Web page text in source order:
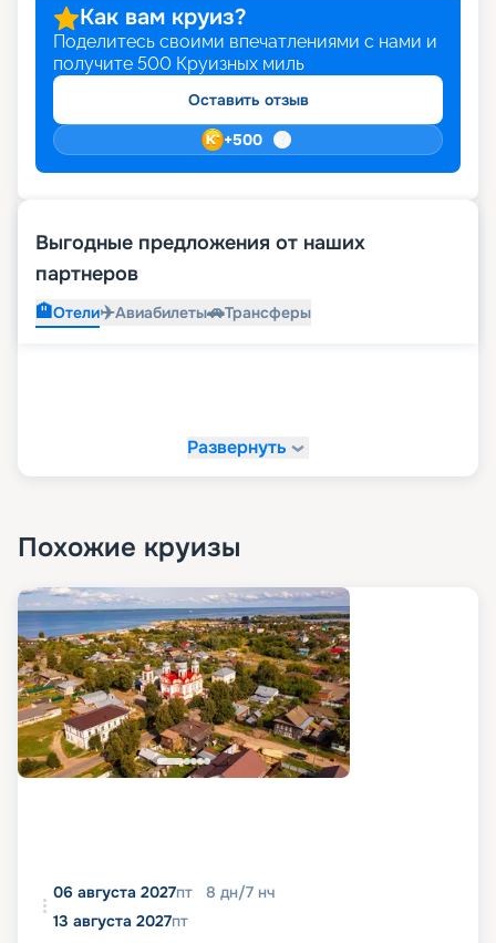
Как вам круиз?
Поделитесь своими впечатлениями с нами и
получите 500 Круизных миль
Оставить отзыв
+500
Выгодные предложения от наших
партнеров
🏨Отели✈️Авиабилеты🚗Трансферы
Развернуть
Похожие круизы
06 августа 2027пт 8 дн/7 нч
13 августа 2027пт